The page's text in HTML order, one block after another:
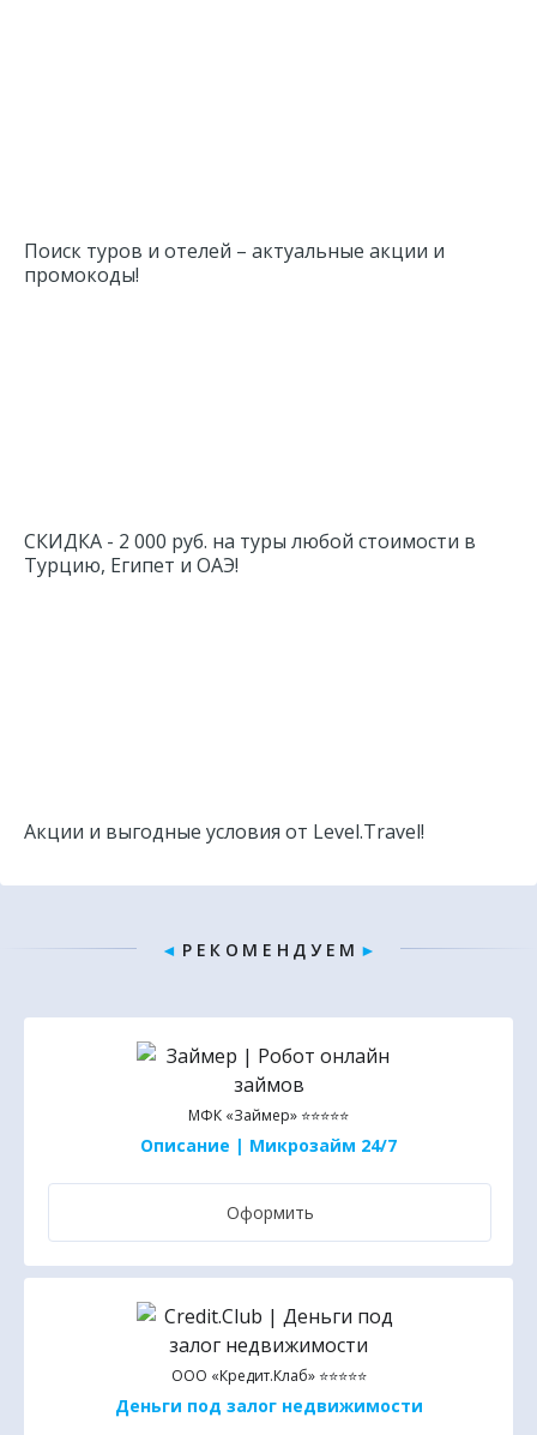
Поиск туров и отелей – актуальные акции и
промокоды!
СКИДКА - 2 000 руб. на туры любой стоимости в
Турцию, Египет и ОАЭ!
Акции и выгодные условия от Level.Travel!
◄ Р Е К О М Е Н Д У Е М ►
МФК «Займер» ⭐⭐⭐⭐⭐
Описание | Микрозайм 24/7
Оформить
ООО «Кредит.Клаб» ⭐⭐⭐⭐⭐
Деньги под залог недвижимости